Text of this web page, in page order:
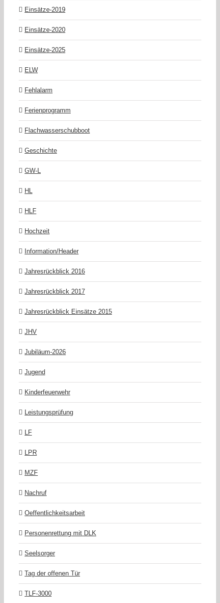
Einsätze-2019
Einsätze-2020
Einsätze-2025
ELW
Fehlalarm
Ferienprogramm
Flachwasserschubboot
Geschichte
GW-L
HL
HLF
Hochzeit
Information/Header
Jahresrückblick 2016
Jahresrückblick 2017
Jahresrückblick Einsätze 2015
JHV
Jubiläum-2026
Jugend
Kinderfeuerwehr
Leistungsprüfung
LF
LPR
MZF
Nachruf
Oeffentlichkeitsarbeit
Personenrettung mit DLK
Seelsorger
Tag der offenen Tür
TLF-3000